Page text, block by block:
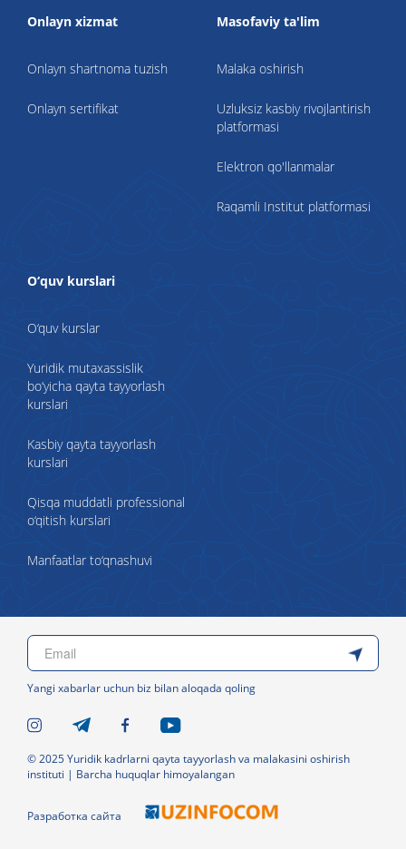
Onlayn xizmat
Onlayn shartnoma tuzish
Onlayn sertifikat
Masofaviy ta'lim
Malaka oshirish
Uzluksiz kasbiy rivojlantirish
platformasi
Elektron qo'llanmalar
Raqamli Institut platformasi
O‘quv kurslari
O‘quv kurslar
Yuridik mutaxassislik
bo‘yicha qayta tayyorlash
kurslari
Kasbiy qayta tayyorlash
kurslari
Qisqa muddatli professional
o‘qitish kurslari
Manfaatlar to‘qnashuvi
Yangi xabarlar uchun biz bilan aloqada qoling
© 2025 Yuridik kadrlarni qayta tayyorlash va malakasini oshirish
instituti | Barcha huquqlar himoyalangan
Разработка сайта